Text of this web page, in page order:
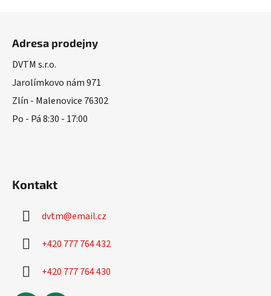
Adresa prodejny
DVTM s.r.o.
Jarolímkovo nám 971
Zlín - Malenovice 76302
Po - Pá 8:30 - 17:00
Kontakt
dvtm@email.cz
+420 777 764 432
+420 777 764 430